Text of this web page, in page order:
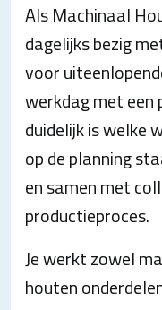
Als Machinaal
dagelijks bezig
voor
werkdag met een
duidelijk is welke
op de planning
en samen met
productieproces.
Je werkt zowel
houten